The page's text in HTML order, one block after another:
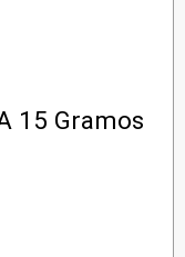
15 Gramos